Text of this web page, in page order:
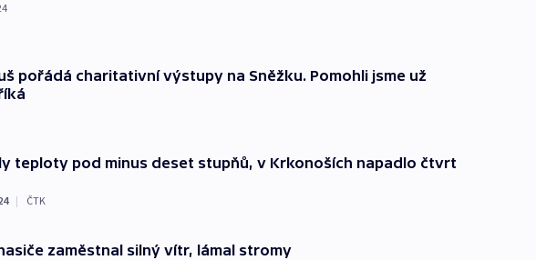
pořádá charitativní výstupy na Sněžku. Pomohli jsme už
teploty pod minus deset stupňů, v Krkonoších napadlo čtvrt
| ČTK
zaměstnal silný vítr, lámal stromy